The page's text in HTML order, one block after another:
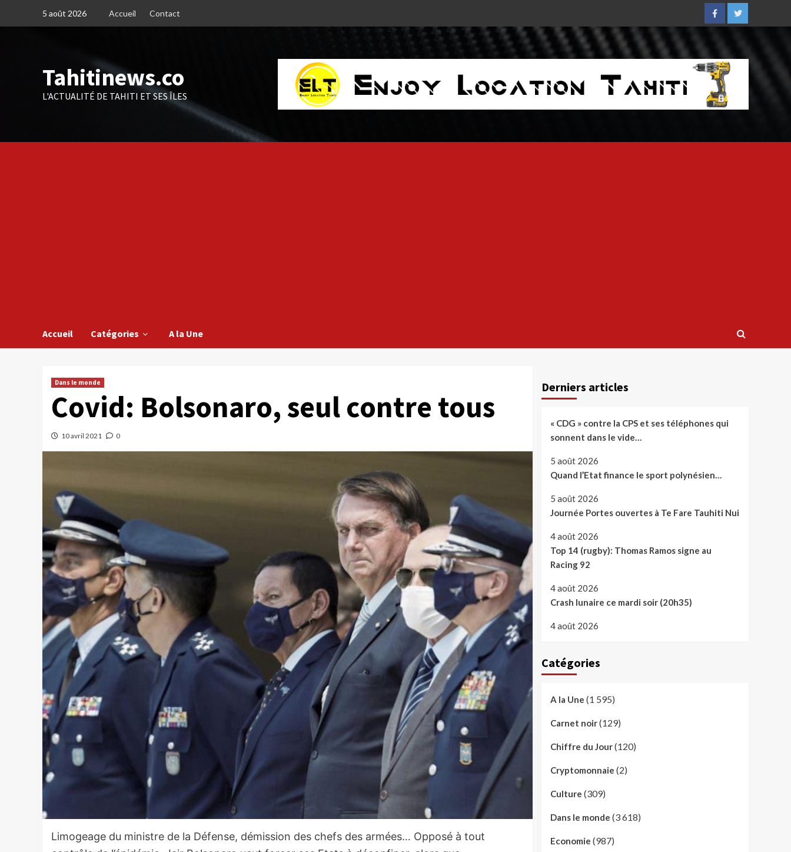
5 août 2026 Accueil Contact
FacebookTwitter
Tahitinews.co
L'ACTUALITÉ DE TAHITI ET SES ÎLES
Accueil Catégories A la Une
Dans le monde
Covid: Bolsonaro, seul contre tous
10 avril 2021 0
Limogeage du ministre de la Défense, démission des chefs des armées… Opposé à tout
Derniers articles
« CDG » contre la CPS et ses téléphones qui
sonnent dans le vide…
5 août 2026
Quand l’Etat finance le sport polynésien…
5 août 2026
Journée Portes ouvertes à Te Fare Tauhiti Nui
4 août 2026
Top 14 (rugby): Thomas Ramos signe au
Racing 92
4 août 2026
Crash lunaire ce mardi soir (20h35)
4 août 2026
Catégories
A la Une (1 595)
Carnet noir(129)
Chiffre du Jour(120)
Cryptomonnaie (2)
Culture (309)
Dans le monde (3 618)
Economie (987)